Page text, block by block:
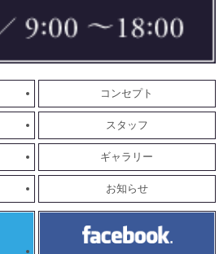
コンセプト
スタッフ
ギャラリー
お知らせ